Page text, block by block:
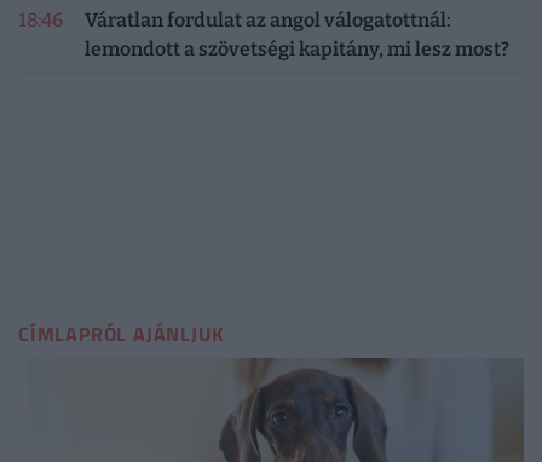
18:46
Váratlan fordulat az angol válogatottnál:
lemondott a szövetségi kapitány, mi lesz most?
CÍMLAPRÓL AJÁNLJUK